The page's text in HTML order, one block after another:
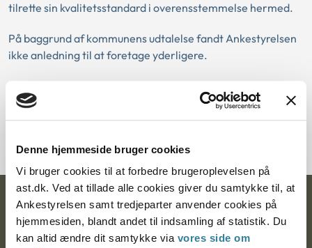
Denne hjemmeside bruger cookies
Vi bruger cookies til at forbedre brugeroplevelsen på
ast.dk. Ved at tillade alle cookies giver du samtykke til, at
Ankestyrelsen samt tredjeparter anvender cookies på
hjemmesiden, blandt andet til indsamling af statistik. Du
kan altid ændre dit samtykke via vores side om
tilrette sin kvalitetsstandard i overensstemmelse hermed.
På baggrund af kommunens udtalelse fandt Ankestyrelsen
ikke anledning til at foretage yderligere.
Download PDF
Ankestyrelsen
Postadresse: